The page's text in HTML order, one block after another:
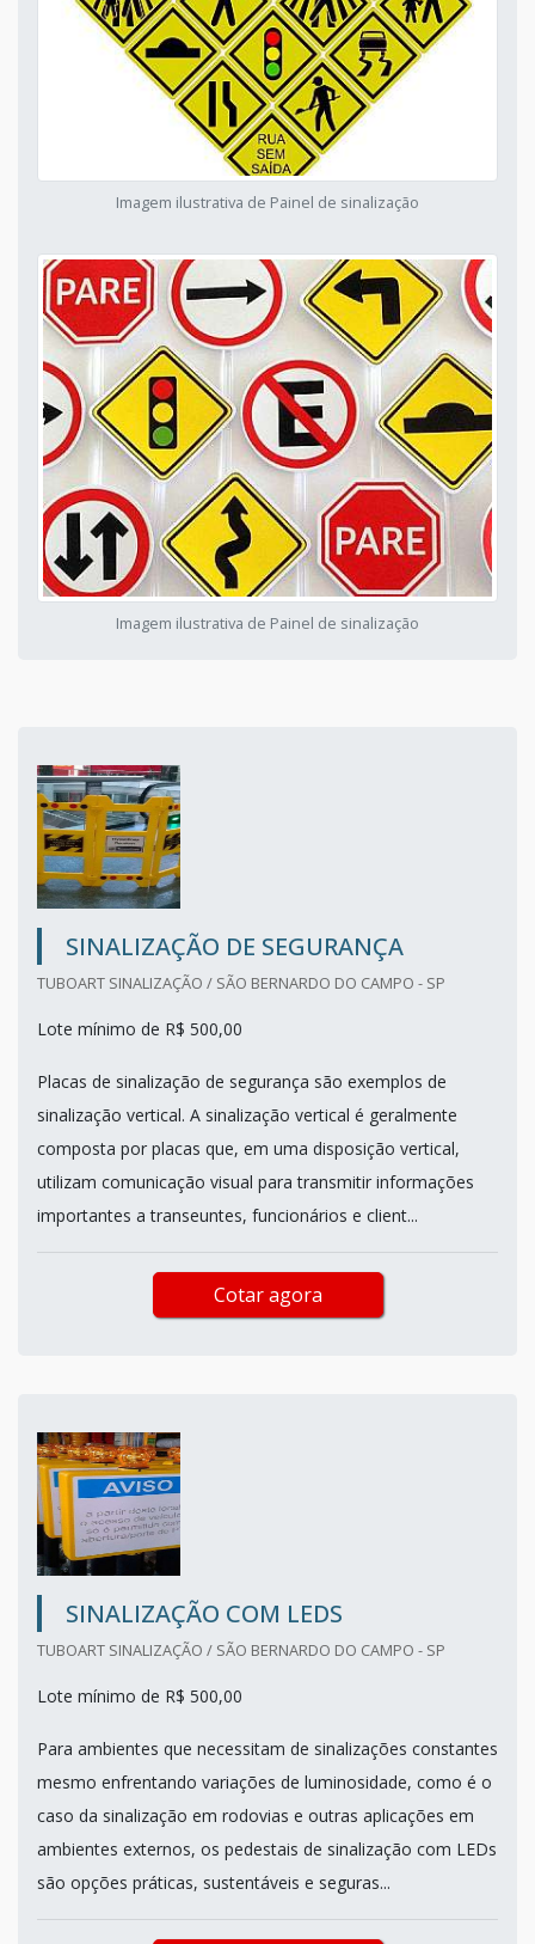
Imagem ilustrativa de Painel de sinalização
Imagem ilustrativa de Painel de sinalização
SINALIZAÇÃO DE SEGURANÇA
TUBOART SINALIZAÇÃO / SÃO BERNARDO DO CAMPO - SP
Lote mínimo de R$ 500,00
Placas de sinalização de segurança são exemplos de
sinalização vertical. A sinalização vertical é geralmente
composta por placas que, em uma disposição vertical,
utilizam comunicação visual para transmitir informações
importantes a transeuntes, funcionários e client...
Cotar agora
SINALIZAÇÃO COM LEDS
TUBOART SINALIZAÇÃO / SÃO BERNARDO DO CAMPO - SP
Lote mínimo de R$ 500,00
Para ambientes que necessitam de sinalizações constantes
mesmo enfrentando variações de luminosidade, como é o
caso da sinalização em rodovias e outras aplicações em
ambientes externos, os pedestais de sinalização com LEDs
são opções práticas, sustentáveis e seguras...